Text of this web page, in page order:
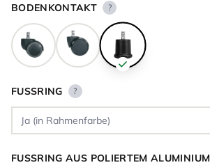
BODENKONTAKT ?
FUSSRING ?
FUSSRING AUS POLIERTEM ALUMINIUM